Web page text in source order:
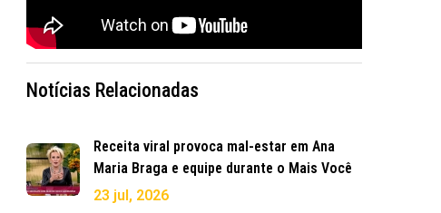
Notícias Relacionadas
Receita viral provoca mal-estar em Ana
Maria Braga e equipe durante o Mais Você
23 jul, 2026